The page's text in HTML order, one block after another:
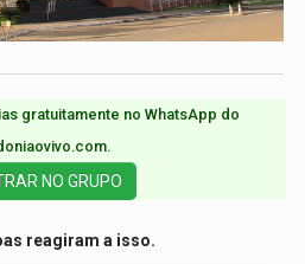
gratuitamente no WhatsApp do
NO GRUPO
reagiram a isso.